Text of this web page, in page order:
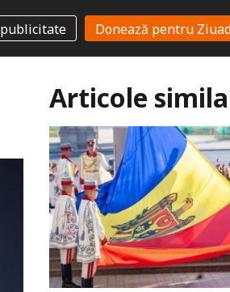
Donează pentru
Articole